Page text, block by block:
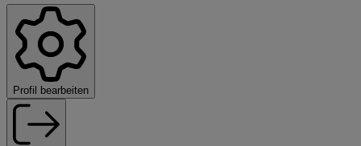
Profil bearbeiten